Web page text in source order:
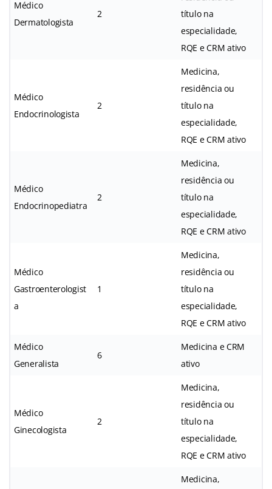
Médico
Dermatologista
2
título na
especialidade,
RQE e CRM ativo
Médico
Endocrinologista
2
Medicina,
residência ou
título na
especialidade,
RQE e CRM ativo
Médico
Endocrinopediatra
2
Medicina,
residência ou
título na
especialidade,
RQE e CRM ativo
Médico
Gastroenterologist
a
1
Medicina,
residência ou
título na
especialidade,
RQE e CRM ativo
Médico
Generalista
6
Medicina e CRM
ativo
Médico
Ginecologista
2
Medicina,
residência ou
título na
especialidade,
RQE e CRM ativo
Medicina,